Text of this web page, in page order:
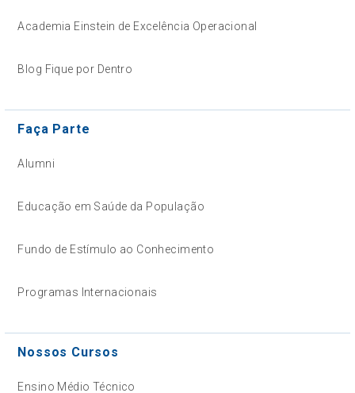
Academia Einstein de Excelência Operacional
Blog Fique por Dentro
Faça Parte
Alumni
Educação em Saúde da População
Fundo de Estímulo ao Conhecimento
Programas Internacionais
Nossos Cursos
Ensino Médio Técnico